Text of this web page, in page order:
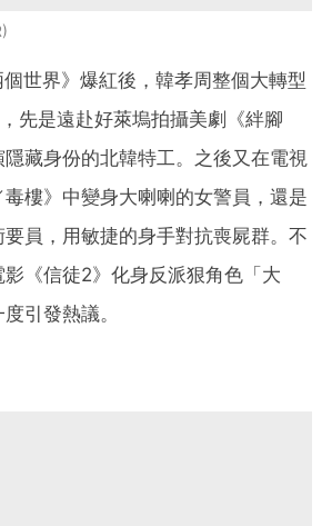
世界》爆紅後，韓孝周整個大轉型
先是遠赴好萊塢拍攝美劇《絆腳
藏身份的北韓特工。之後又在電視
樓》中變身大喇喇的女警員，還是
員，用敏捷的身手對抗喪屍群。不
《信徒2》化身反派狠角色「大
引發熱議。